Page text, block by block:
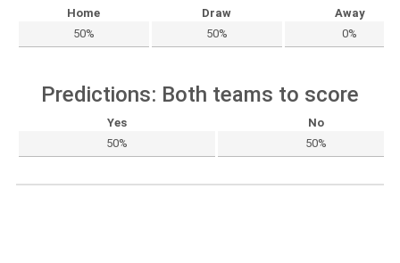
Home Draw
Away
50%
50% 0%
Predictions: Both teams to score
Yes
No
50%
50%